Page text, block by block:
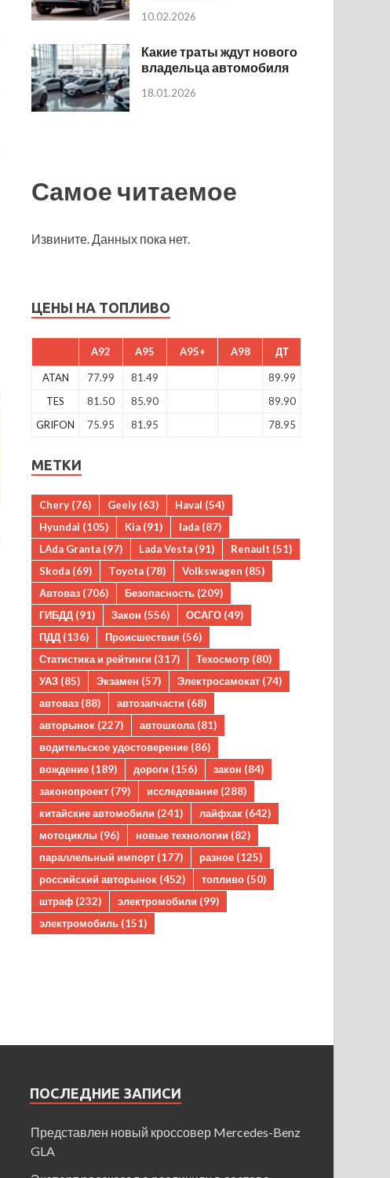
10.02.2026
Какие траты ждут нового
владельца автомобиля
18.01.2026
Самое читаемое
Извините. Данных пока нет.
ЦЕНЫ НА ТОПЛИВО
A92 A95 A95+ A98 ДТ
ATAN 77.99 81.49
89.99
TES
81.50 85.90
89.90
GRIFON
75.95 81.95 78.95
МЕТКИ
Chery (76) Geely (63) Haval (54)
Hyundai (105) Kia (91) lada (87)
LAda Granta (97) Lada Vesta (91) Renault (51)
Skoda (69) Toyota (78) Volkswagen (85)
Автоваз (706) Безопасность (209)
ГИБДД (91) Закон (556) ОСАГО (49)
ПДД (136) Происшествия (56)
Статистика и рейтинги (317) Техосмотр (80)
УАЗ (85) Экзамен (57) Электросамокат (74)
автоваз (88) автозапчасти (68)
авторынок (227) автошкола (81)
водительское удостоверение (86)
вождение (189) дороги (156) закон (84)
законопроект (79) исследование (288)
китайские автомобили (241) лайфхак (642)
мотоциклы (96) новые технологии (82)
параллельный импорт (177) разное (125)
российский авторынок (452) топливо (50)
штраф (232) электромобили (99)
электромобиль (151)
ПОСЛЕДНИЕ ЗАПИСИ
Представлен новый кроссовер Mercedes-Benz
GLA